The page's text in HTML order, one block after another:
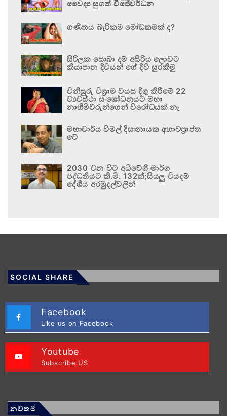
වෛද්‍ය සුගත් විජේවර්ධන
ගණිතය බැරිකම මෝඩකමක් ද?
සිරිලක සොබා දම් අසිරිය ලොවට
කියාපාන දිවියන් ගේ දිවි සුරකිමු
විනිසුරු විශ්‍රාම වයස දිගු කිරීමේ 22
ව්‍යවස්ථා සංශෝධනයට මහා
නාහිමිවරුන්ගෙන් විරෝධයක් නෑ
මහාචාර්ය විමල් දිසානායක අභාවප්‍රාප්ත
වේ
2030 වන විට අධිවේගී මාර්ග
පද්ධතියට කි.මී. 132ක්;සියලු වියදම්
දේශීය අරමුදල්වලින්
SOCIAL SHARE
Facebook
Like us on Facebook
Youtube
Subscribe US
නවතම